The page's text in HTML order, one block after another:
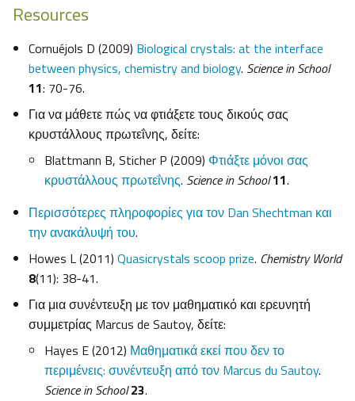
Resources
Cornuéjols D (2009) Biological crystals: at the interface
between physics, chemistry and biology. Science in School
11: 70-76.
Για να μάθετε πώς να φτιάξετε τους δικούς σας
κρυστάλλους πρωτεΐνης, δείτε:
Blattmann B, Sticher P (2009) Φτιάξτε μόνοι σας
κρυστάλλους πρωτεΐνης. Science in School11.
Περισσότερες πληροφορίες για τον Dan Shechtman και
την ανακάλυψή του.
Howes L (2011) Quasicrystals scoop prize. Chemistry World
8(11): 38-41.
Για μια συνέντευξη με τον μαθηματικό και ερευνητή
συμμετρίας Marcus de Sautoy, δείτε:
Hayes E (2012) Μαθηματικά εκεί που δεν το
περιμένεις: συνέντευξη από τον Marcus du Sautoy.
Science in School 23.